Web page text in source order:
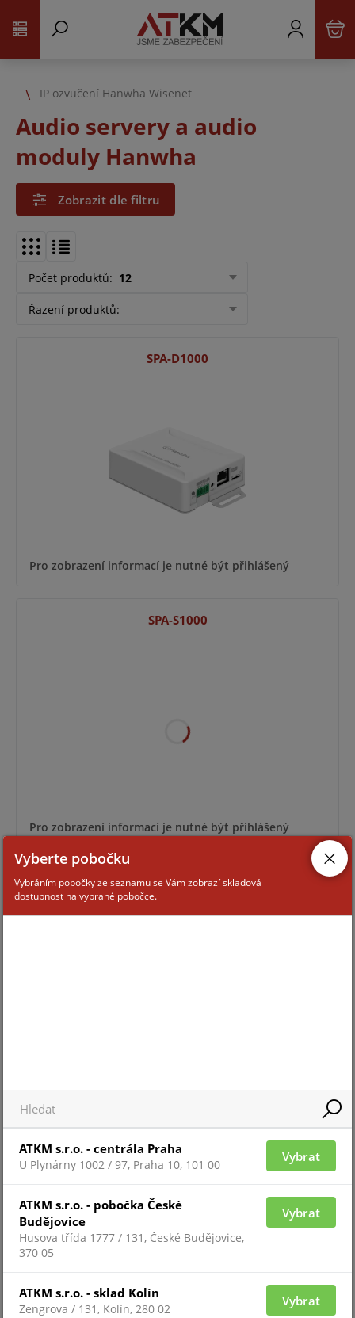
IP ozvučení Hanwha Wisenet
Audio servery a audio
moduly Hanwha
Zobrazit dle filtru
Počet produktů: 12
Řazení produktů:
SPA-D1000
Pro zobrazení informací je nutné být přihlášený
SPA-S1000
Pro zobrazení informací je nutné být přihlášený
SPA-B1000
SPS-A100M
Vyberte pobočku
Vybráním pobočky ze seznamu se Vám zobrazí skladová
dostupnost na vybrané pobočce.
ATKM s.r.o. - centrála Praha
U Plynárny 1002 / 97, Praha 10, 101 00
Vybrat
ATKM s.r.o. - pobočka České
Budějovice
Husova třída 1777 / 131, České Budějovice,
370 05
Vybrat
ATKM s.r.o. - sklad Kolín
Zengrova / 131, Kolín, 280 02
Vybrat